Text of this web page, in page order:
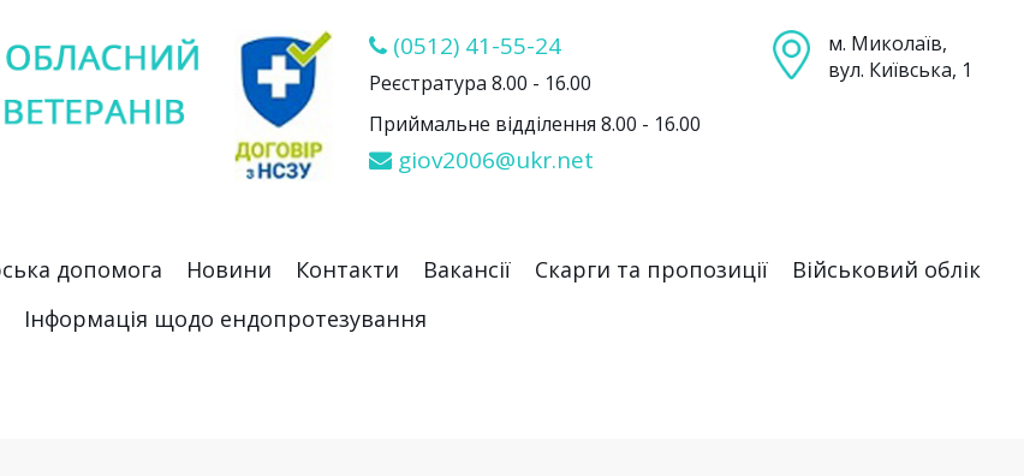
(0512) 41-55-24
Реєстратура 8.00 - 16.00
Приймальне відділення 8.00 - 16.00
giov2006@ukr.net
м. Миколаїв,
вул. Київська, 1
допомога Новини Контакти Вакансії Скарги та пропозиції
Військовий облік
Інформація щодо ендопротезування